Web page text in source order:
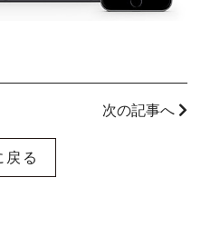
次の記事へ
戻る